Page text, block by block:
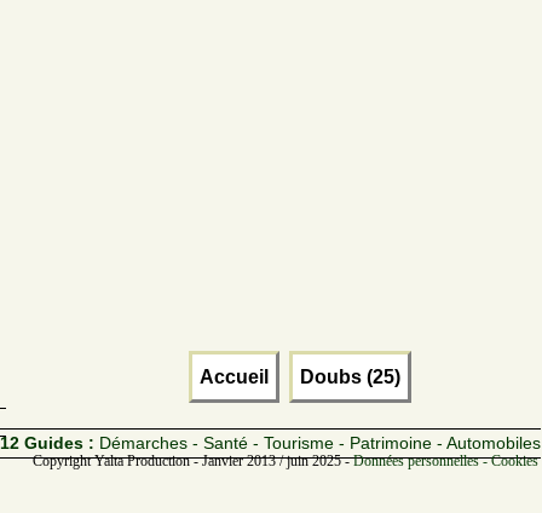
Accueil Doubs (25)
12 Guides : Démarches - Santé - Tourisme - Patrimoine - Automobiles
Copyright Yalta Production - Janvier 2013 / juin 2025 -Données personnelles -